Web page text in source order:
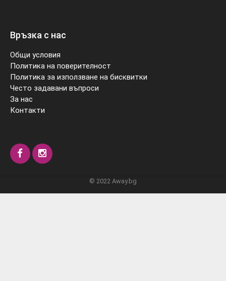
Връзка с нас
Общи условия
Политика на поверителност
Политика за използване на бисквитки
Често задавани въпроси
За нас
Контакти
© 2022 Away.bg